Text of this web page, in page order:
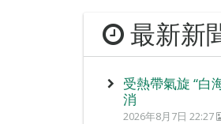
最新新
受熱帶氣旋 “
消
2026年8月7日 22:27